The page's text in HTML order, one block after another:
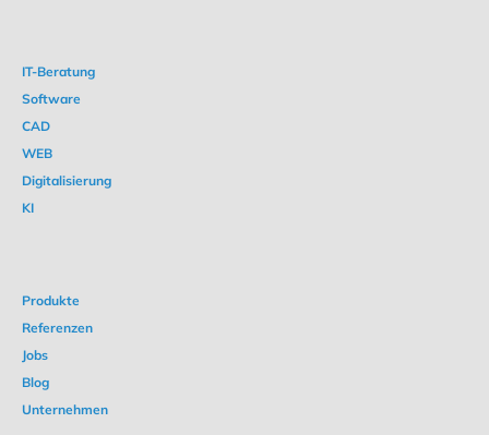
IT-Beratung
Software
CAD
WEB
Digitalisierung
KI
Produkte
Referenzen
Jobs
Blog
Unternehmen